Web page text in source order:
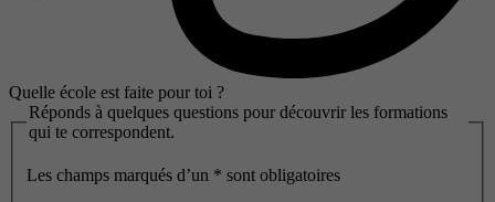
Quelle école est faite pour toi ?
Réponds à quelques questions pour découvrir les formations
qui te correspondent.
Les champs marqués d’un * sont obligatoires